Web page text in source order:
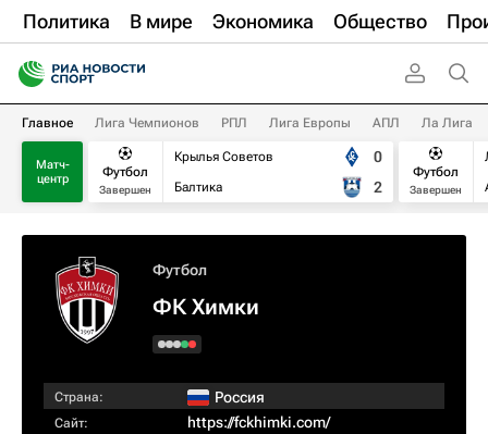
Политика В мире Экономика Общество
Главное Лига Чемпионов РПЛ Лига Европы АПЛ Ла Лига
Матч-
центр
Футбол
Завершен
Крылья Советов
Балтика
0
2
Футбол
Завершен
Футбол
ФК Химки
Страна: Россия
Сайт: https://fckhimki.com/